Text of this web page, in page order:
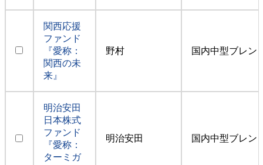
関西応援
ファンド
『愛称：
関西の未
来』
野村 国内中型ブレン
明治安田
日本株式
ファンド
『愛称：
ターミガ
明治安田 国内中型ブレン